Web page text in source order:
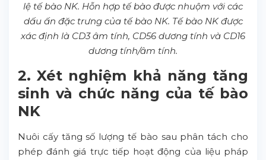
lệ tế bào NK. Hỗn hợp tế bào được nhuộm với các
dấu ấn đặc trưng của tế bào NK. Tế bào NK được
xác định là CD3 âm tính, CD56 dương tính và CD16
dương tính/âm tính.
2. Xét nghiệm khả năng tăng
sinh và chức năng của tế bào
NK
Nuôi cấy tăng số lượng tế bào sau phân tách cho
phép đánh giá trực tiếp hoạt động của liệu pháp